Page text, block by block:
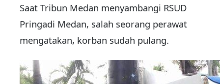
Saat Tribun Medan menyambangi RSUD
Pringadi Medan, salah seorang perawat
mengatakan, korban sudah pulang.